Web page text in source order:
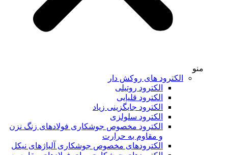
منو
الکترود های روکش دار
الکترود روتیلی
الکترود قلیایی
الکترود جایگزینی زیاد
الکترود سلولزی
الکترود مخصوص جوشکاری فولادهای زنگ نزن
و مقاوم به حرارت
الکترودهای مخصوص جوشکاری آلیاژهای نیکل